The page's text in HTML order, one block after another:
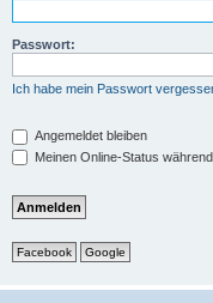
Passwort:
Ich habe mein Passwort
Angemeldet bleiben
Meinen Online-Status
Facebook Google